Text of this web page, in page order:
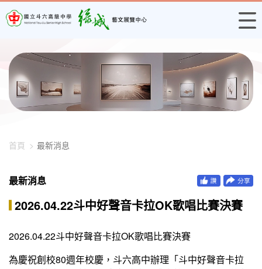
448-2536
首頁 最新消息
最新消息
2026.04.22斗中好聲音卡拉OK歌唱比賽決賽
2026.04.22斗中好聲音卡拉OK歌唱比賽決賽
為慶祝創校80週年校慶，斗六高中辦理「斗中好聲音卡拉